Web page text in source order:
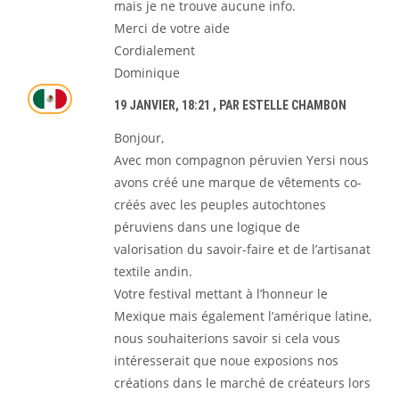
mais je ne trouve aucune info.
Merci de votre aide
Cordialement
Dominique
19 JANVIER, 18:21 , PAR ESTELLE CHAMBON
Bonjour,
Avec mon compagnon péruvien Yersi nous
avons créé une marque de vêtements co-
créés avec les peuples autochtones
péruviens dans une logique de
valorisation du savoir-faire et de l’artisanat
textile andin.
Votre festival mettant à l’honneur le
Mexique mais également l’amérique latine,
nous souhaiterions savoir si cela vous
intéresserait que noue exposions nos
créations dans le marché de créateurs lors